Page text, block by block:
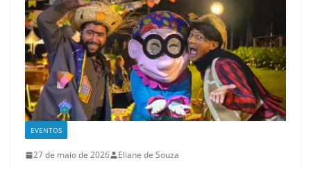
EVENTOS
27 de maio de 2026 Eliane de Souza